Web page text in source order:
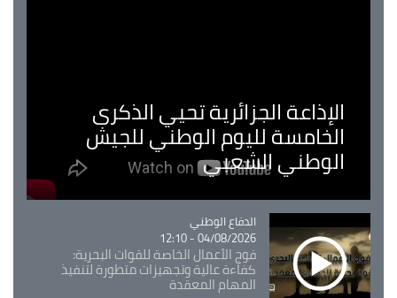
الإذاعة الجزائرية تحيي الذكرى
الخامسة لليوم الوطني للجيش
الوطني الشعبي
Catégorie
الدفاع الوطني
04/08/2026 - 12:10
فوج الأعمال الخاصة للقوات البحرية:
كفاءة عالية وتجهيزات متطورة لتنفيذ
المهام المعقدة